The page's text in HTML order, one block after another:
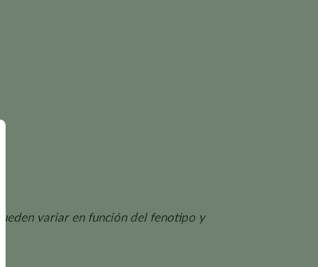
variar en función del fenotipo y